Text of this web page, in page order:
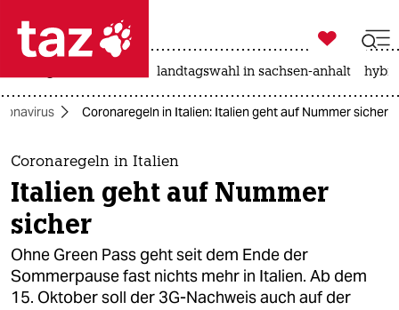
 taz zahl ich
taz zahl ich
themen
politik
öko
gesellschaft

taz zahl ich
landtagswahl in sachsen-anhalt
Coronaregeln in Italien: Italien geht auf Nummer sicher
Coronaregeln in Italien
Italien geht auf Nummer
sicher
Ohne Green Pass geht seit dem Ende der
Sommerpause fast nichts mehr in Italien. Ab dem
15. Oktober soll der 3G-Nachweis auch auf der